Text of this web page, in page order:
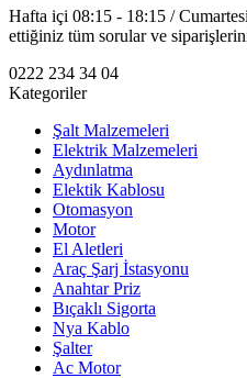
Hafta içi 08:15 - 18:15 /
ettiğiniz tüm sorular ve
0222 234 34 04
Kategoriler
Şalt Malzemeleri
Elektrik Malzemeleri
Aydınlatma
Elektik Kablosu
Otomasyon
Motor
El Aletleri
Araç Şarj İstasyonu
Anahtar Priz
Bıçaklı Sigorta
Nya Kablo
Şalter
Ac Motor